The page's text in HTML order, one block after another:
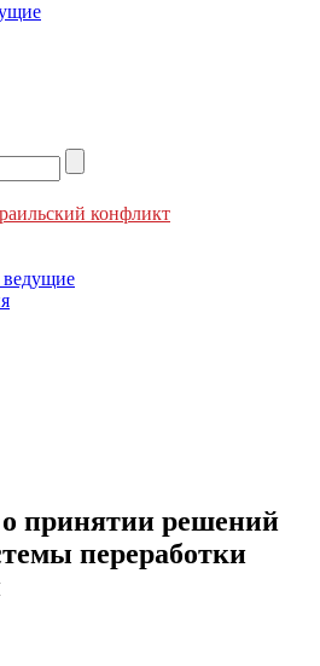
конфликт
принятии решений
переработки